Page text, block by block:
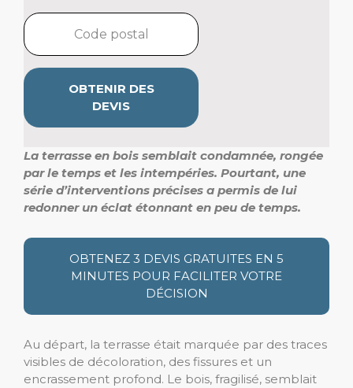
OBTENIR DES
DEVIS
La terrasse en bois semblait condamnée, rongée
par le temps et les intempéries. Pourtant, une
série d’interventions précises a permis de lui
redonner un éclat étonnant en peu de temps.
OBTENEZ 3 DEVIS GRATUITES EN 5
MINUTES POUR FACILITER VOTRE
DÉCISION
Au départ, la terrasse était marquée par des traces
visibles de décoloration, des fissures et un
encrassement profond. Le bois, fragilisé, semblait